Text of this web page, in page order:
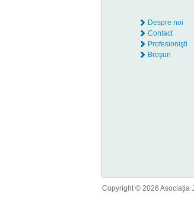
Despre noi
Contact
Profesionişti
Broşuri
Copyright © 2026 Asociaţia